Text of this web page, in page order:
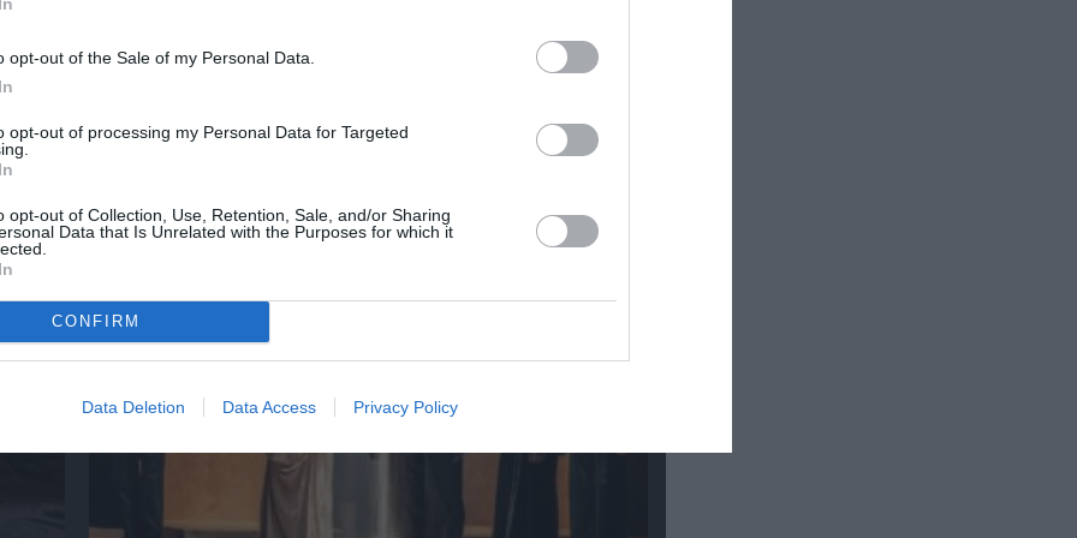
opt-out of the Sale of my Personal Data.
opt-out of processing my Personal Data for Targeted
opt-out of Collection, Use, Retention, Sale, and/or Sharing
Data that Is Unrelated with the Purposes for which it
CONFIRM
Data Deletion Data Access Privacy Policy
32οι Πλοές – Το Αίνιγμα της Εικόνας: Ομαδική έκθεση
νέα